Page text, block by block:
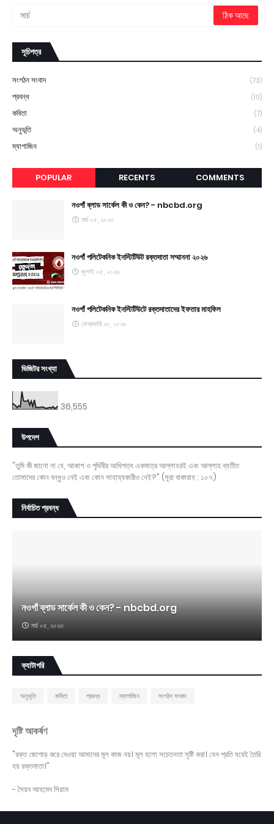
সূচিপত্র
সংগঠন সংবাদ (73)
প্রবন্ধ (10)
কবিতা (7)
অনুভূতি (4)
ম্যাগাজিন (1)
POPULAR RECENTS COMMENTS
নওগাঁ ব্লাড সার্কেল কী ও কেন? - nbcbd.org
মার্চ ০৫, ২০২৩
নওগাঁ পলিটেকনিক ইনস্টিটিউট রক্তদাতা সম্মাননা ২০২৬
জুলাই ০৫, ২০২৬
নওগাঁ পলিটেকনিক ইনস্টিটিউটে রক্তদাতাদের ইফতার মাহফিল
ফেব্রুয়ারি ২৮, ২০২৬
ভিজিটর সংখ্যা
36,555
উপদেশ
"তুমি কী জানো না যে, আকাশ ও পৃথিবীর আধিপত্য একমাত্র আল্লাহরই এবং আল্লাহ ব্যতীত
তোমাদের কোন বন্ধুও নেই এবং কোন সাহায্যকারীও নেই?" (সূরা বাকারাহ : ১০৭)
নির্বাচিত প্রবন্ধ
নওগাঁ ব্লাড সার্কেল কী ও কেন? - nbcbd.org
মার্চ ০৫, ২০২৩
ক্যাটাগরি
অনুভূতি কবিতা প্রবন্ধ ম্যাগাজিন সংগঠন সংবাদ
দৃষ্টি আকর্ষণ
"রক্ত জোগাড় করে দেওয়া আমাদের মূল কাজ নয়। মূল হলো সচেতনতা সৃষ্টি করা। যেন প্রতি ঘরেই তৈরি
হয় রক্তদাতা।"
- সৈয়ব আহমেদ সিয়াম